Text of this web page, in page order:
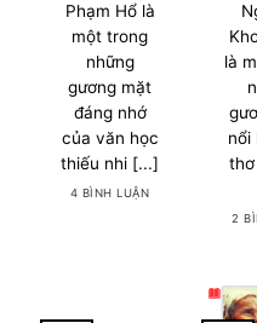
Phạm Hổ là
một trong
những
gương mặt
đáng nhớ
của văn học
thiếu nhi [...]
4 BÌNH LUẬN
là
nổi
2